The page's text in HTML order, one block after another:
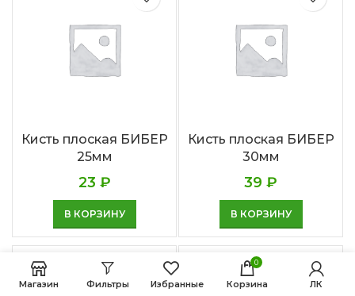
Кисть плоская БИБЕР
25мм
23 ₽
В КОРЗИНУ
Кисть плоская БИБЕР
30мм
39 ₽
В КОРЗИНУ
Магазин Фильтры Избранные
0
Корзина ЛК